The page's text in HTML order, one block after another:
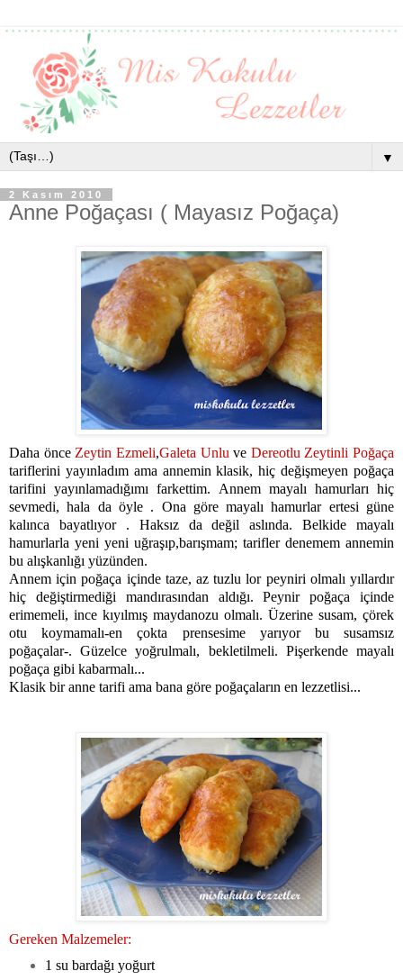
▼
2 Kasım 2010
Anne Poğaçası ( Mayasız Poğaça)
Daha önce Zeytin Ezmeli,Galeta Unlu ve Dereotlu Zeytinli Poğaça
tariflerini yayınladım ama annemin klasik, hiç değişmeyen poğaça
tarifini yayınlamadığımı farkettim. Annem mayalı hamurları hiç
sevmedi, hala da öyle . Ona göre mayalı hamurlar ertesi güne
kalınca bayatlıyor . Haksız da değil aslında. Belkide mayalı
hamurlarla yeni yeni uğraşıp,barışmam; tarifler denemem annemin
bu alışkanlığı yüzünden.
Annem için poğaça içinde taze, az tuzlu lor peyniri olmalı yıllardır
hiç değiştirmediği mandırasından aldığı. Peynir poğaça içinde
erimemeli, ince kıyılmış maydanozu olmalı. Üzerine susam, çörek
otu koymamalı-en çokta prensesime yarıyor bu susamsız
poğaçalar-. Güzelce yoğrulmalı, bekletilmeli. Pişerkende mayalı
poğaça gibi kabarmalı...
Klasik bir anne tarifi ama bana göre poğaçaların en lezzetlisi...
Gereken Malzemeler:
1 su bardağı yoğurt